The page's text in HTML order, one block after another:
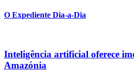
O Expediente Dia-a-Dia
Inteligência artificial oferece
Amazónia